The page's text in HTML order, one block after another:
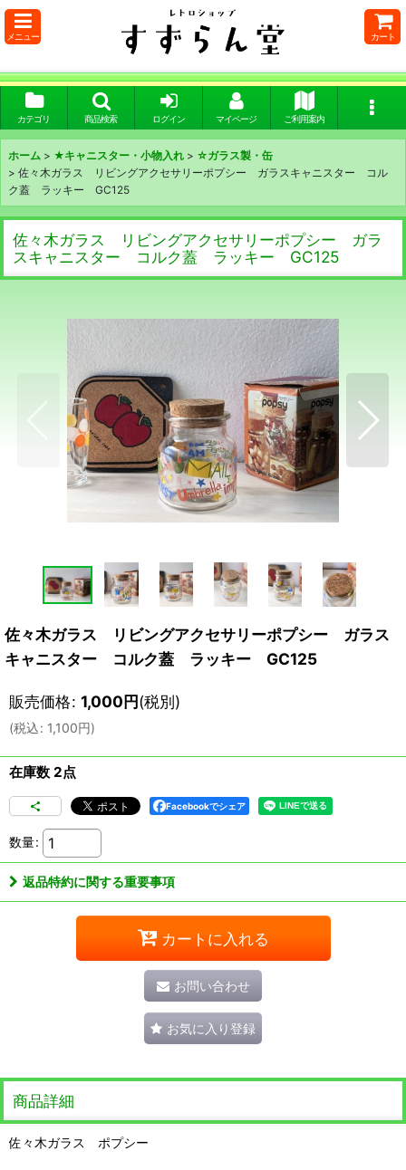
メニュー カート
カテゴリ 商品検索 ログイン マイページ ご利用案内
ホーム > ★キャニスター・小物入れ > ☆ガラス製・缶
> 佐々木ガラス リビングアクセサリーポプシー ガラスキャニスター コル
ク蓋 ラッキー GC125
佐々木ガラス リビングアクセサリーポプシー ガラ
スキャニスター コルク蓋 ラッキー GC125
佐々木ガラス リビングアクセサリーポプシー ガラス
キャニスター コルク蓋 ラッキー GC125
販売価格: 1,000円(税別)
(税込: 1,100円)
在庫数 2点
Facebookでシェア
数量:
返品特約に関する重要事項
カートに入れる
お問い合わせ
お気に入り登録
商品詳細
佐々木ガラス ポプシー